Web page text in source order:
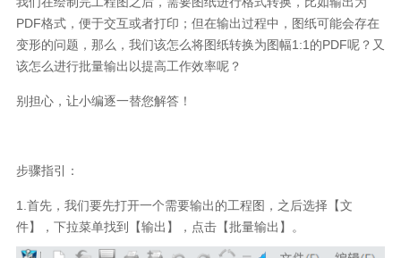
PDF格式，便于交互或者打印；但在输出过程中，图纸可能会存在
变形的问题，那么，我们该怎么将图纸转换为图幅1:1的PDF呢？又
该怎么进行批量输出以提高工作效率呢？
别担心，让小编逐一替您解答！
步骤指引：
1.首先，我们要先打开一个需要输出的工程图，之后选择【文
件】，下拉菜单找到【输出】，点击【批量输出】。